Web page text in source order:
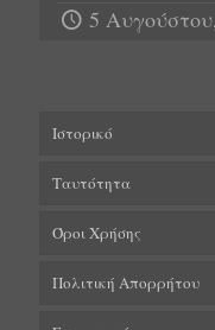
5
Ιστορικό
Ταυτότητα
Όροι Χρήσης
Πολιτική Απορρήτου